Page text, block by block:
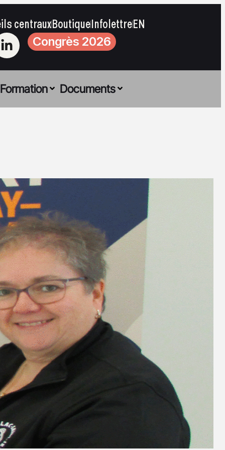
centrauxBoutiqueInfolettreEN
Congrès 2026
Formation Documents